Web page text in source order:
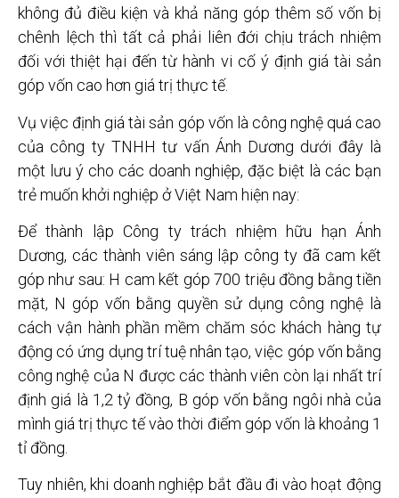
không đủ điều kiện và khả năng góp thêm số vốn bị
chênh lệch thì tất cả phải liên đới chịu trách nhiệm
đối với thiệt hại đến từ hành vi cố ý định giá tài sản
góp vốn cao hơn giá trị thực tế.
Vụ việc định giá tài sản góp vốn là công nghệ quá cao
của công ty TNHH tư vấn Ánh Dương dưới đây là
một lưu ý cho các doanh nghiệp, đặc biệt là các bạn
trẻ muốn khởi nghiệp ở Việt Nam hiện nay:
Để thành lập Công ty trách nhiệm hữu hạn Ánh
Dương, các thành viên sáng lập công ty đã cam kết
góp như sau: H cam kết góp 700 triệu đồng bằng tiền
mặt, N góp vốn bằng quyền sử dụng công nghệ là
cách vận hành phần mềm chăm sóc khách hàng tự
động có ứng dụng trí tuệ nhân tạo, việc góp vốn bằng
công nghệ của N được các thành viên còn lại nhất trí
định giá là 1,2 tỷ đồng, B góp vốn bằng ngôi nhà của
mình giá trị thực tế vào thời điểm góp vốn là khoảng 1
tỉ đồng.
Tuy nhiên, khi doanh nghiệp bắt đầu đi vào hoạt động